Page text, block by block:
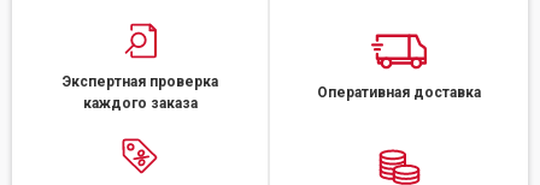
Экспертная проверка
каждого заказа
Оперативная доставка